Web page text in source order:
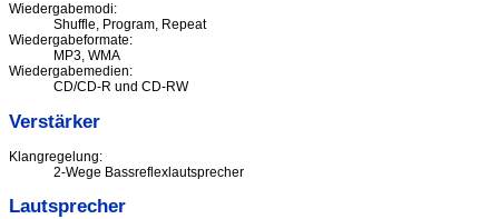
Wiedergabemodi:
Shuffle, Program, Repeat
Wiedergabeformate:
MP3, WMA
Wiedergabemedien:
CD/CD-R und CD-RW
Verstärker
Klangregelung:
2-Wege Bassreflexlautsprecher
Lautsprecher